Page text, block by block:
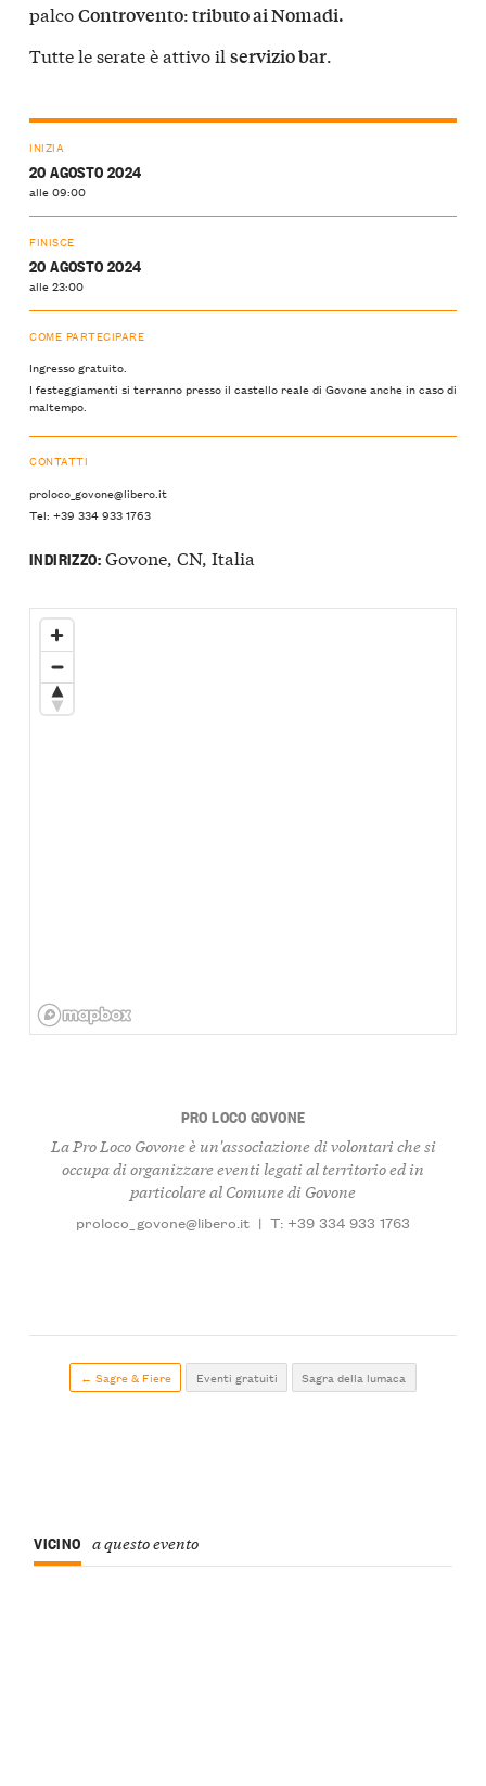
palcoControvento:tributo ai Nomadi.
Tutte le serate è attivo il servizio bar.
INIZIA
20 AGOSTO 2024
alle 09:00
FINISCE
20 AGOSTO 2024
alle 23:00
COME PARTECIPARE
Ingresso gratuito.
I festeggiamenti si terranno presso il castello reale di Govone anche in caso di
maltempo.
CONTATTI
proloco_govone@libero.it
Tel: +39 334 933 1763
INDIRIZZO:Govone, CN, Italia
PRO LOCO GOVONE
La Pro Loco Govone è un'associazione di volontari che si
occupa di organizzare eventi legati al territorio ed in
particolare al Comune di Govone
proloco_govone@libero.it | T: +39 334 933 1763
← Sagre & Fiere Eventi gratuiti Sagra della lumaca
VICINO a questo evento